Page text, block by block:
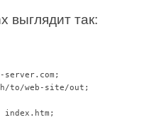
выглядит так:
server.com;
to/web-site/out;
index.htm;